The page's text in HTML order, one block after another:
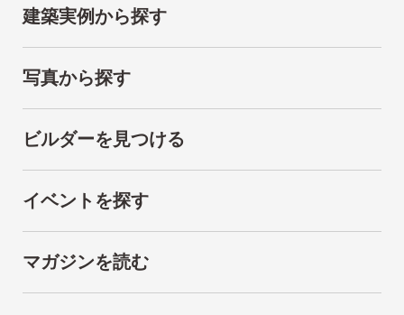
建築実例から探す
写真から探す
ビルダーを見つける
イベントを探す
マガジンを読む